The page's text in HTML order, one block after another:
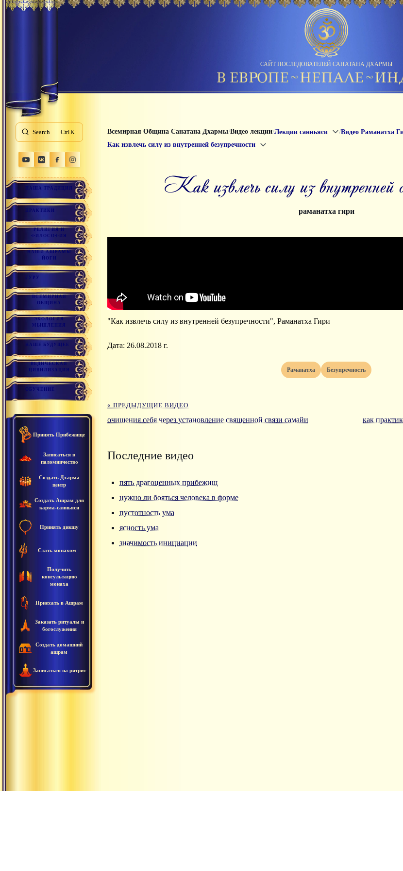
САЙТ ПОСЛЕДОВАТЕЛЕЙ САНАТАНА ДХАРМЫ
Search K
НАША ТРАДИЦИЯ
ПРАКТИКИ
РЕЛИГИЯ И
ФИЛОСОФИЯ
НАШИ АШРАМЫ
ЙОГИ
ГУРУ
ВСЕМИРНАЯ
ОБЩИНА
ЭКОЛОГИЯ
МЫШЛЕНИЯ
НАШЕ БУДУЩЕЕ
ВЕДИЧЕСКАЯ
ЦИВИЛИЗАЦИЯ
ОБУЧЕНИЕ
Принять Прибежище
Записаться в
паломничество
Создать Дхарма
центр
Создать Ашрам для
карма-санньяси
Принять дикшу
Стать монахом
Получить
консультацию
монаха
Приехать в Ашрам
Заказать ритуалы и
богослужения
Создать домашний
ашрам
Записаться на ритрит
Всемирная Община Санатана Дхармы/Видео лекции/Лекции санньяси /Видео Раманатха
Как извлечь силу из внутренней безупречности
как извлечь силу из внутренней
раманатха гири
"Как извлечь силу из внутренней безупречности", Раманатха Гири
Дата: 26.08.2018 г.
раманатха безупречность
« ПРЕДЫДУЩИЕ ВИДЕО
очищения себя через установление священной связи самайи как
Последние видео
пять драгоценных прибежищ
нужно ли бояться человека в форме
пустотность ума
ясность ума
значимость инициации